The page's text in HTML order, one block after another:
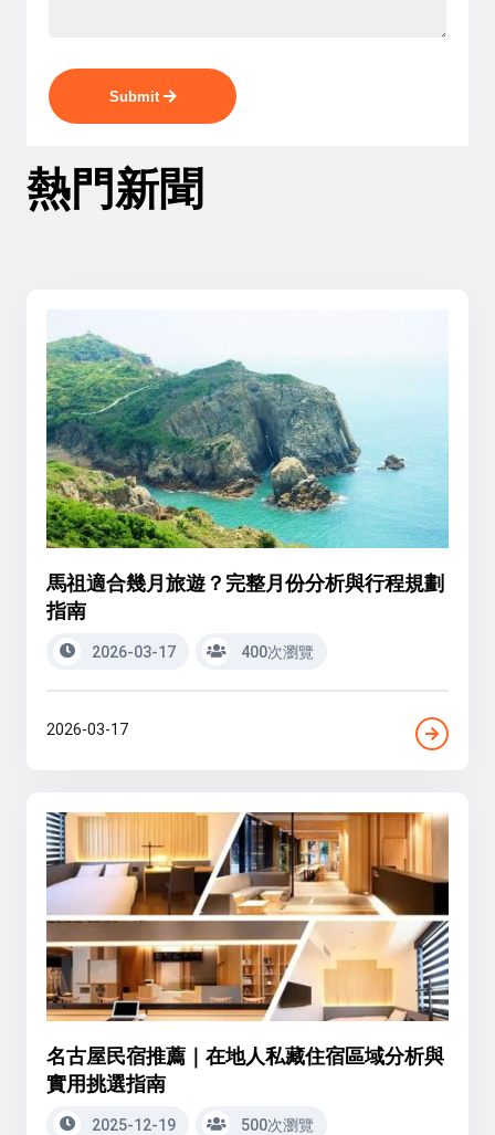
Submit
熱門新聞
馬祖適合幾月旅遊？完整月份分析與行程規劃
指南
2026-03-17 400次瀏覽
2026-03-17
名古屋民宿推薦｜在地人私藏住宿區域分析與
實用挑選指南
2025-12-19 500次瀏覽